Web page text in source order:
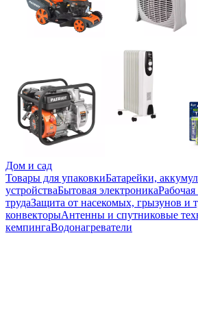
Дом и сад
Товары для упаковкиБатарейки,
устройстваБытовая электроника
трудаЗащита от насекомых, грызунов и
конвекторыАнтенны и спутниковые
кемпингаВодонагреватели